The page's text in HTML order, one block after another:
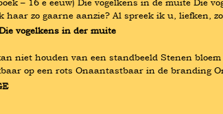
haar zo gaarne aanzie? Al spreek ik u, liefken,
vogelkens in der muite
niet houden van een standbeeld Stenen
op een rots Onaantastbaar in de